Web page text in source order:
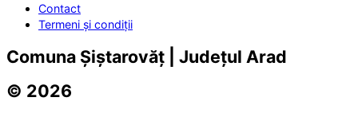
Contact
Termeni și condiții
Comuna Șiștarovăț | Județul Arad
© 2026